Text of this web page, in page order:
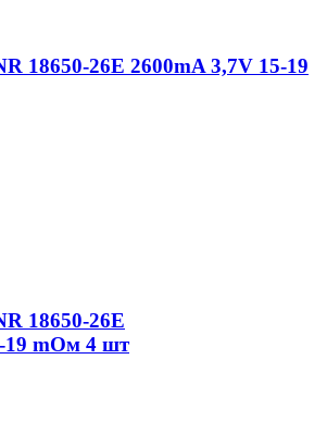
18650-26E 2600mA 3,7V 15-19
18650-26E
19 mОм 4 шт